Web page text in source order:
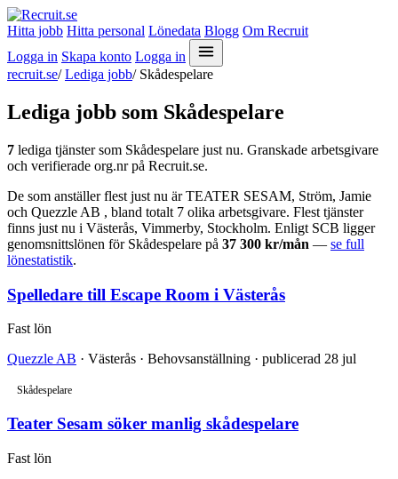
Hitta jobb Hitta personal Lönedata Blogg Om Recruit
Logga in Skapa konto Logga in
recruit.se/ Lediga jobb/ Skådespelare
Lediga jobb som Skådespelare
7 lediga tjänster som Skådespelare just nu. Granskade arbetsgivare
och verifierade org.nr på Recruit.se.
De som anställer flest just nu är TEATER SESAM, Ström, Jamie
och Quezzle AB , bland totalt 7 olika arbetsgivare. Flest tjänster
finns just nu i Västerås, Vimmerby, Stockholm. Enligt SCB ligger
genomsnittslönen för Skådespelare på 37 300 kr/mån — se full
lönestatistik.
Spelledare till Escape Room i Västerås
Fast lön
Quezzle AB · Västerås · Behovsanställning · publicerad 28 jul
Skådespelare
Teater Sesam söker manlig skådespelare
Fast lön